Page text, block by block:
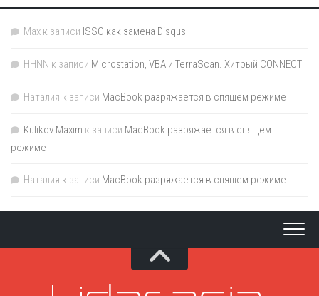
Max к записи ISSO как замена Disqus
HHNN к записи Microstation, VBA и TerraScan. Хитрый CONNECT
Наталия к записи MacBook разряжается в спящем режиме
Kulikov Maxim к записи MacBook разряжается в спящем
режиме
Наталия к записи MacBook разряжается в спящем режиме